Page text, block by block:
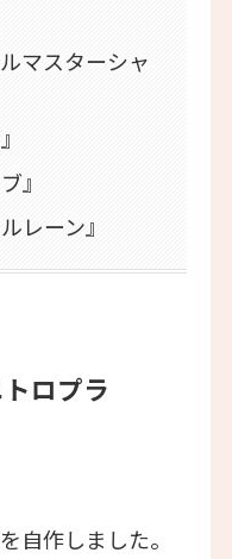
マスターシャ
』
レーン』
ロプラ
自作しました。